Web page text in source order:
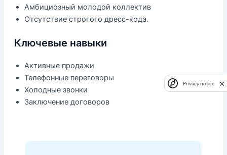
Амбициозный молодой коллектив
Отсутствие строгого дресс-кода.
Ключевые навыки
Активные продажи
Телефонные переговоры
Холодные звонки
Заключение договоров
Privacy notice